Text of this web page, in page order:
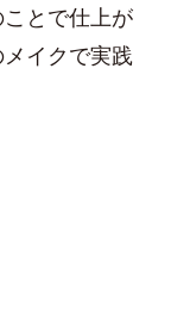
とで仕上が
イクで実践